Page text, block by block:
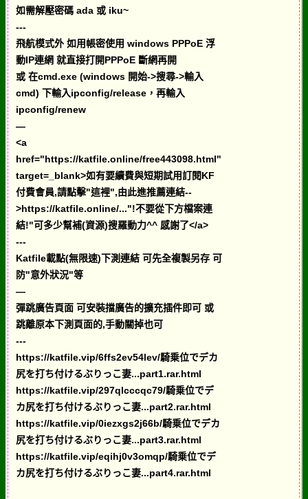
如需解壓密碼 ada 或 iku~
---
飛航模式外 如用帳密使用 windows PPPoE 浮
動IP連網 就直接打開PPPoE 斷網再開
或 在cmd.exe (windows 開始->搜尋->輸入
cmd) 下輸入ipconfig/release，再輸入
ipconfig/renew
—
<a
href="https://katfile.online/free443098.html"
target=_blank>如有要續費與短期試用訂閱KF
付費會員,請點擊"這裡",由此進推薦連結--
>https://katfile.online/..."!不要從下方檔案連
結!"可多少幫補(資源)搜羅動力^^ 感謝了</a>
---
Katfile載點(無限速)下測連結 可先全複製另存 可
防"意外狀況"等
—
彈跳廣告頁面 可安裝擋廣告的擴充插件即可 或
跳離原本下測頁面的,手動關掉也可
---
https://katfile.vip/6ffs2ev54lev/騎乗位でデカ
尻を打ち付けるぶりっこ妻...part1.rar.html
https://katfile.vip/297qlcccqc79/騎乗位でデ
カ尻を打ち付けるぶりっこ妻...part2.rar.html
https://katfile.vip/0iezxgs2j66b/騎乗位でデカ
尻を打ち付けるぶりっこ妻...part3.rar.html
https://katfile.vip/eqihj0v3omqp/騎乗位でデ
カ尻を打ち付けるぶりっこ妻...part4.rar.html